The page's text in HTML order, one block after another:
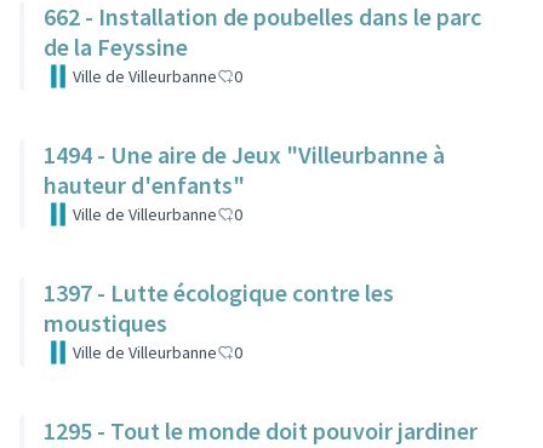
662 - Installation de poubelles dans le parc
de la Feyssine
Ville de Villeurbanne 0
1494 - Une aire de Jeux "Villeurbanne à
hauteur d'enfants"
Ville de Villeurbanne 0
1397 - Lutte écologique contre les
moustiques
Ville de Villeurbanne 0
1295 - Tout le monde doit pouvoir jardiner